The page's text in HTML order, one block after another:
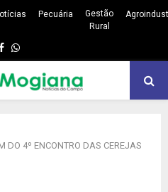
Pecuária
Gestão
Rural
Facebook
Whatsapp
DO 4º ENCONTRO DAS CEREJAS